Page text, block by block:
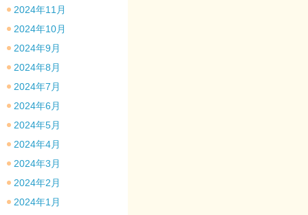
2024年11月
2024年10月
2024年9月
2024年8月
2024年7月
2024年6月
2024年5月
2024年4月
2024年3月
2024年2月
2024年1月